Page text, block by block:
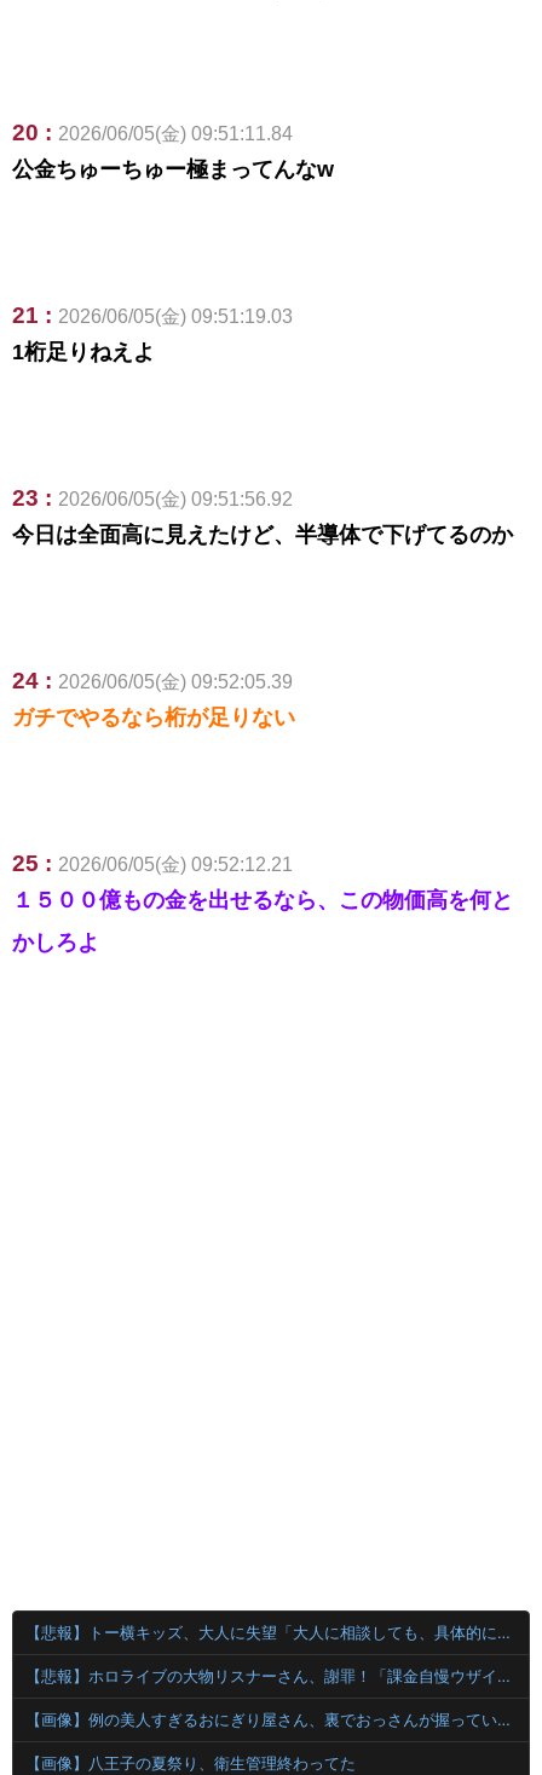
20 : 2026/06/05(金) 09:51:11.84
公金ちゅーちゅー極まってんなw
21 : 2026/06/05(金) 09:51:19.03
1桁足りねえよ
23 : 2026/06/05(金) 09:51:56.92
今日は全面高に見えたけど、半導体で下げてるのか
24 : 2026/06/05(金) 09:52:05.39
ガチでやるなら桁が足りない
25 : 2026/06/05(金) 09:52:12.21
１５００億もの金を出せるなら、この物価高を何と
かしろよ
【悲報】トー横キッズ、大人に失望「大人に相談しても、具体的に何もしてくれない。結果的に傷つく。福祉は自由が奪われる」
【悲報】ホロライブの大物リスナーさん、謝罪！「課金自慢ウザイ」と愚痴っただけなのに・・・！！！！
【画像】例の美人すぎるおにぎり屋さん、裏でおっさんが握っていたｗｗｗｗｗｗｗ
【画像】八王子の夏祭り、衛生管理終わってた